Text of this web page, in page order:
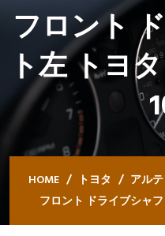
フロント
ト左 トヨ
HOME トヨタ アル
フロント ドライブシャ